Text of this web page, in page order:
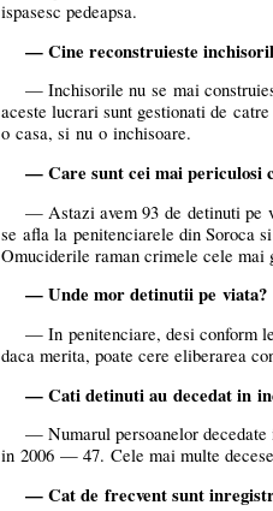
ispasesc pedeapsa.
— Cine reconstruieste
— Inchisorile nu se mai
aceste lucrari sunt gestionati de
o casa, si nu o inchisoare.
— Care sunt cei mai periculosi
— Astazi avem 93 de detinuti pe
se afla la penitenciarele din Soroca
Omuciderile raman crimele cele mai
— Unde mor detinutii pe viata?
— In penitenciare, desi conform
daca merita, poate cere eliberarea
— Cati detinuti au decedat in
— Numarul persoanelor
in 2006 — 47. Cele mai multe
— Cat de frecvent sunt